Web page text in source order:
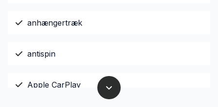
anhængertræk
antispin
Apple CarPlay